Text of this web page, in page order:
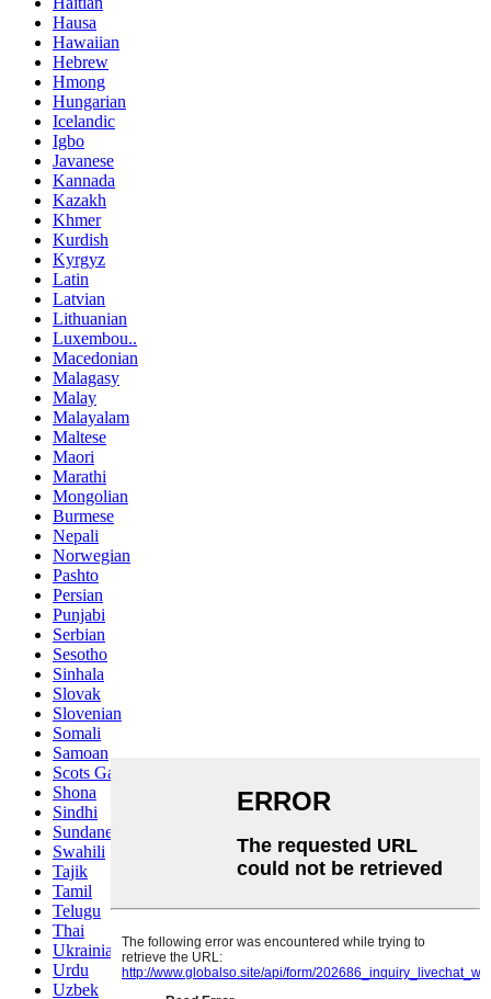
Hausa
Hawaiian
Hebrew
Hmong
Hungarian
Icelandic
Igbo
Javanese
Kannada
Kazakh
Khmer
Kurdish
Kyrgyz
Latin
Latvian
Lithuanian
Luxembou..
Macedonian
Malagasy
Malay
Malayalam
Maltese
Maori
Marathi
Mongolian
Burmese
Nepali
Norwegian
Pashto
Persian
Punjabi
Serbian
Sesotho
Sinhala
Slovak
Slovenian
Somali
Samoan
Scots Gaelic
Shona
Sindhi
Sundanese
Swahili
Tajik
Tamil
Telugu
Thai
Ukrainian
Urdu
Uzbek